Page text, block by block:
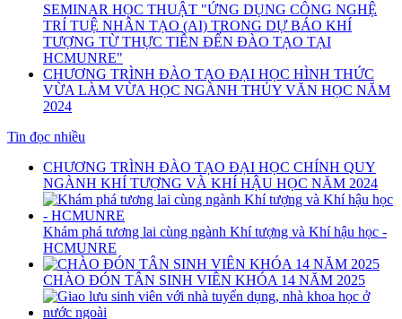
SEMINAR HỌC THUẬT "ỨNG DỤNG CÔNG NGHỆ
TRÍ TUỆ NHÂN TẠO (AI) TRONG DỰ BÁO KHÍ
TƯỢNG TỪ THỰC TIỄN ĐẾN ĐÀO TẠO TẠI
HCMUNRE"
CHƯƠNG TRÌNH ĐÀO TẠO ĐẠI HỌC HÌNH THỨC
VỪA LÀM VỪA HỌC NGÀNH THỦY VĂN HỌC NĂM
2024
Tin đọc nhiều
CHƯƠNG TRÌNH ĐÀO TẠO ĐẠI HỌC CHÍNH QUY
NGÀNH KHÍ TƯỢNG VÀ KHÍ HẬU HỌC NĂM 2024
Khám phá tương lai cùng ngành Khí tượng và Khí hậu học -
HCMUNRE
CHÀO ĐÓN TÂN SINH VIÊN KHÓA 14 NĂM 2025